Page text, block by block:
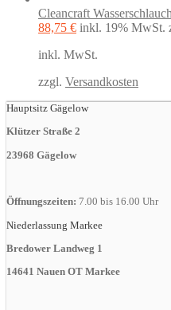
Cleancraft
Ursprünglicher
war:
88,75 €Aktueller
ist:
inkl. 19% MwSt.
inkl. MwSt.
zzgl. Versandkosten
Hauptsitz Gägelow
Klützer Straße 2
23968 Gägelow
Öffnungszeiten: 7.00 bis 16.00 Uhr
Niederlassung Markee
Bredower Landweg 1
14641 Nauen OT Markee